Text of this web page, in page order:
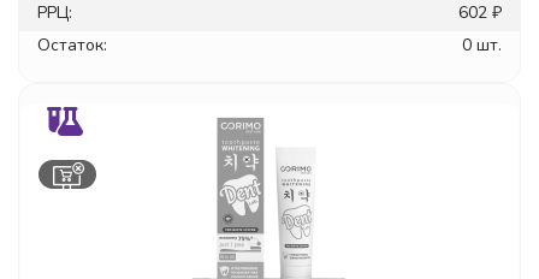
РРЦ:
602 ₽
Остаток:
0 шт.